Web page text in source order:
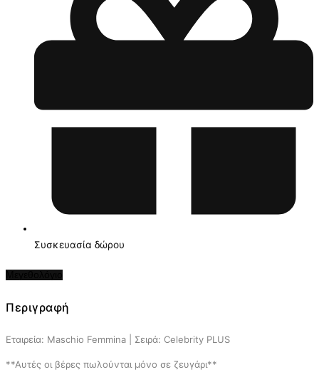
Συσκευασία δώρου
Περιγραφή
Εταιρεία: Maschio Femmina | Σειρά: Celebrity PLUS
**Αυτές οι βέρες πωλούνται μόνο σε ζευγάρι**